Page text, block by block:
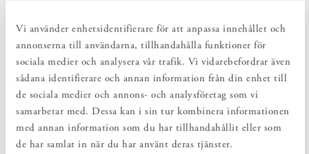
Vi använder enhetsidentifierare för att anpassa innehållet och
annonserna till användarna, tillhandahålla funktioner för
sociala medier och analysera vår trafik. Vi vidarebefordrar även
sådana identifierare och annan information från din enhet till
de sociala medier och annons- och analysföretag som vi
samarbetar med. Dessa kan i sin tur kombinera informationen
med annan information som du har tillhandahållit eller som
de har samlat in när du har använt deras tjänster.
Bruksföremål och inredningsdetaljer som genomgående är tillverkade av
HARMONISK HELHET
Inredningsdetaljer som kompletterar möblerna och skapar en harmonisk
helhetsupplevelse.
PRODUKTBESKRIVNING
Karl 926-2017 är en nätt och lättplacerad bordslampa i pulverlackad